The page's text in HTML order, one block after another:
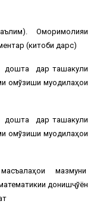
Оморимолияи
(китоби дарсӣ)
дошта дар ташакули
омўзиши муодилаҳои
дошта дар ташакули
омўзиши муодилаҳои
мазмуни
донишҷўён